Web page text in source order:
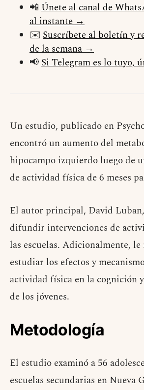
📲 Únete al canal de
al instante →
✉️ Suscríbete al boletín y
de la semana →
📢Si Telegram es lo tuyo,
Un estudio, publicado en
encontró un aumento del
hipocampo izquierdo luego de
de actividad física de 6 meses
El autor principal, David
difundir intervenciones de
las escuelas. Adicionalmente,
estudiar los efectos y
actividad física en la cognición
de los jóvenes.
Metodología
El estudio examinó a 56
escuelas secundarias en Nueva